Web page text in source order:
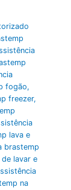
fogão,
freezer,
lava e
brastemp
lavar e
na